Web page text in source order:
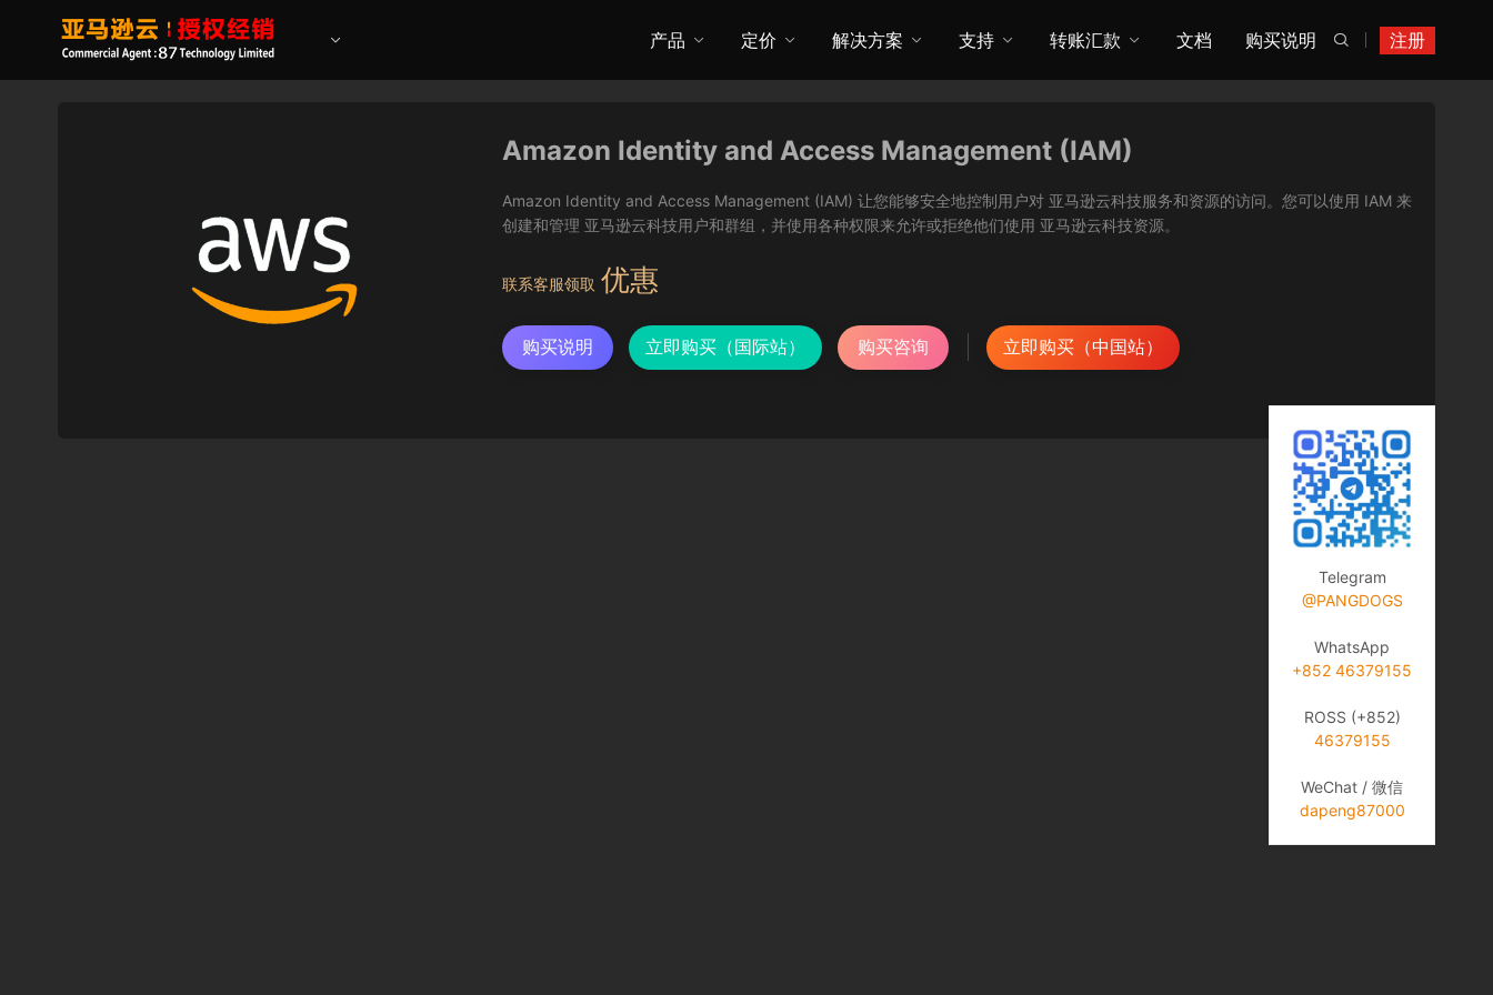
注册

产品 定价 解决方案 支持 转账汇款 文档 购买说明
Amazon Identity and Access Management (IAM)
Amazon Identity and Access Management (IAM) 让您能够安全地控制用户对 亚马逊云科技服务和资源的访问。您可以使用 IAM 来
创建和管理 亚马逊云科技用户和群组，并使用各种权限来允许或拒绝他们使用 亚马逊云科技资源。
联系客服领取 优惠
购买说明 立即购买（国际站） 购买咨询 立即购买（中国站）
Telegram
@PANGDOGS
WhatsApp
+852 46379155
ROSS (+852)
46379155
WeChat / 微信
dapeng87000